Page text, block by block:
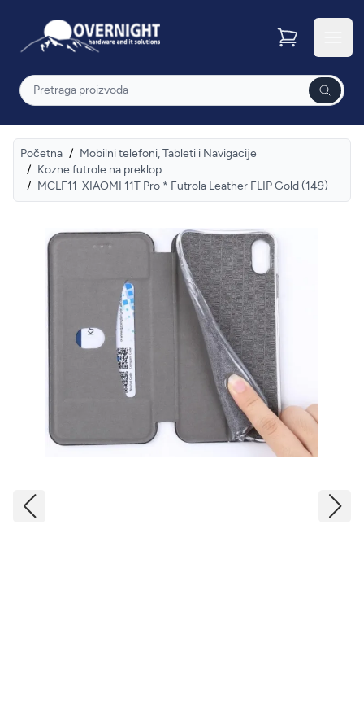
Overnight
Pretraga
Početna / Mobilni telefoni, Tableti i Navigacije
/ Kozne futrole na preklop
/ MCLF11-XIAOMI 11T Pro * Futrola Leather FLIP Gold (149)